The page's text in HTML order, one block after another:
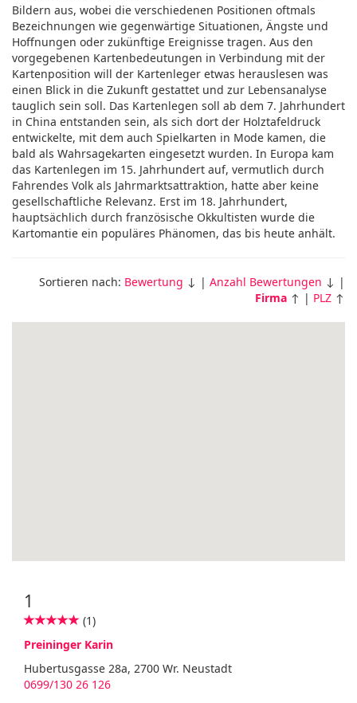
Bildern aus, wobei die verschiedenen Positionen oftmals
Bezeichnungen wie gegenwärtige Situationen, Ängste und
Hoffnungen oder zukünftige Ereignisse tragen. Aus den
vorgegebenen Kartenbedeutungen in Verbindung mit der
Kartenposition will der Kartenleger etwas herauslesen was
einen Blick in die Zukunft gestattet und zur Lebensanalyse
tauglich sein soll. Das Kartenlegen soll ab dem 7. Jahrhundert
in China entstanden sein, als sich dort der Holztafeldruck
entwickelte, mit dem auch Spielkarten in Mode kamen, die
bald als Wahrsagekarten eingesetzt wurden. In Europa kam
das Kartenlegen im 15. Jahrhundert auf, vermutlich durch
Fahrendes Volk als Jahrmarktsattraktion, hatte aber keine
gesellschaftliche Relevanz. Erst im 18. Jahrhundert,
hauptsächlich durch französische Okkultisten wurde die
Kartomantie ein populäres Phänomen, das bis heute anhält.
Sortieren nach: Bewertung ↓ | Anzahl Bewertungen ↓ |
Firma ↑ | PLZ ↑
1
(1)
Preininger Karin
Hubertusgasse 28a, 2700 Wr. Neustadt
0699/130 26 126